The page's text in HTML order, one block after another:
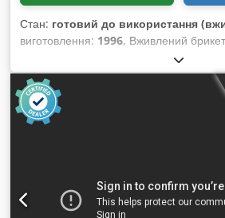
Стан: готовий до використання
виготовлення: 1996, Вживлений
Comafer 50/40. Прес пройшов
Dcedpoxzu Rdjfx Abxsk